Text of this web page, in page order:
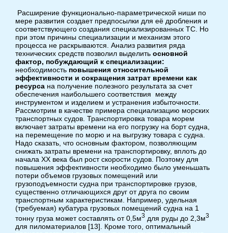
Расширение функционально-параметрической ниши по
мере развития создает предпосылки для её дробления и
соответствующего создания специализированных ТС. Но
при этом причины специализации и механизм этого
процесса не раскрываются. Анализ развития ряда
технических средств позволил выделить основной
фактор, побуждающий к специализации:
необходимость повышения относительной
эффективности и сокращения затрат времени как
ресурса на получение полезного результата за счет
обеспечения наибольшего соответствия между
инструментом и изделием и устранения избыточности.
Рассмотрим в качестве примера специализацию морских
транспортных судов. Транспортировка товара морем
включает затраты времени на его погрузку на борт судна,
на перемещение по морю и на выгрузку товара с судна.
Надо сказать, что основным фактором, позволяющим
снижать затраты времени на транспортировку, вплоть до
начала XX века был рост скорости судов. Поэтому для
повышения эффективности необходимо было уменьшать
потери объемов грузовых помещений или
грузоподъемности судна при транспортировке грузов,
существенно отличающихся друг от друга по своим
транспортным характеристикам. Например, удельная
(требуемая) кубатура грузовых помещений судна на 1
тонну груза может составлять от 0,5м3 для руды до 2,3м3
для пиломатериалов [13]. Кроме того, оптимальный